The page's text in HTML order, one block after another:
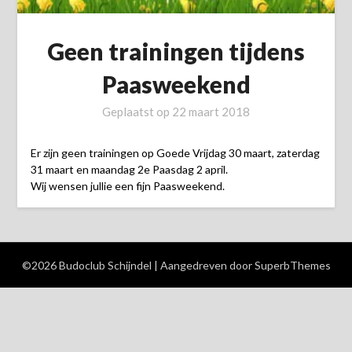
Geen trainingen tijdens
Paasweekend
Geplaatst op 22 maart 2018
Er zijn geen trainingen op Goede Vrijdag 30 maart, zaterdag
31 maart en maandag 2e Paasdag 2 april.
Wij wensen jullie een fijn Paasweekend.
©2026 Budoclub Schijndel | Aangedreven doorSuperbThemes